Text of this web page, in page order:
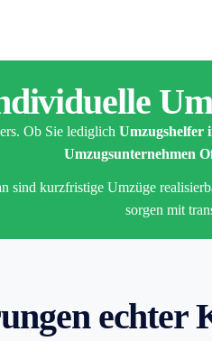
Ob Sie lediglich Umzugshelfer
Umzugsunternehmen
sind kurzfristige Umzüge
sorgen mit
echter